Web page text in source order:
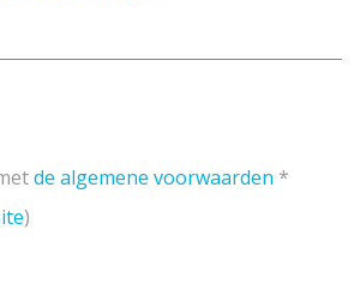
de algemene voorwaarden *
)